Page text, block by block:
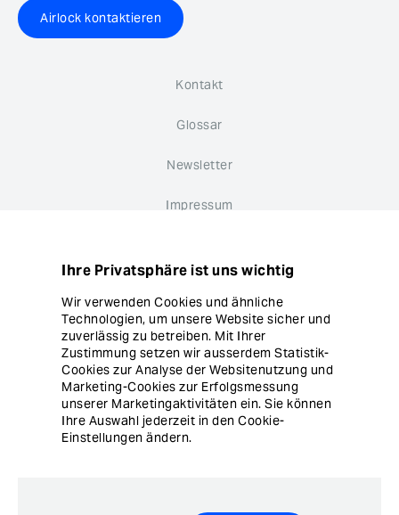
Airlock kontaktieren
Kontakt
Glossar
Newsletter
Impressum
Cookie Einstellungen
© Copyright Ergon Informatik AG
Ihre Privatsphäre ist uns wichtig
Wir verwenden Cookies und ähnliche
Technologien, um unsere Website sicher und
zuverlässig zu betreiben. Mit Ihrer
Zustimmung setzen wir ausserdem Statistik-
Cookies zur Analyse der Websitenutzung und
Marketing-Cookies zur Erfolgsmessung
unserer Marketingaktivitäten ein. Sie können
Ihre Auswahl jederzeit in den Cookie-
Einstellungen ändern.